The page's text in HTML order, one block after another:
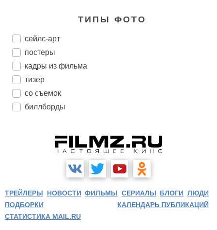
ТИПЫ ФОТО
сейлс-арт
постеры
кадры из фильма
тизер
со съемок
биллборды
ТРЕЙЛЕРЫ НОВОСТИ ФИЛЬМЫ СЕРИАЛЫ БЛОГИ ЛЮДИ
ПОДБОРКИ
КАЛЕНДАРЬ ПУБЛИКАЦИЙ
СТАТИСТИКА MAIL.RU